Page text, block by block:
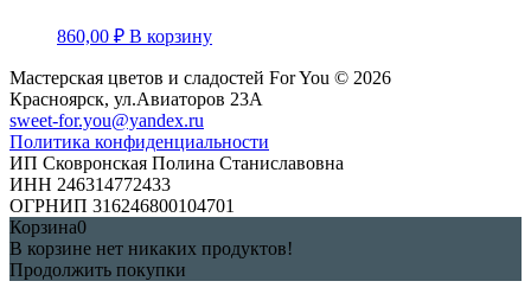
860,00 ₽ В корзину
Мастерская цветов и сладостей For You © 2026
Красноярск, ул.Авиаторов 23А
sweet-for.you@yandex.ru
Политика конфиденциальности
ИП Сковронская Полина Станиславовна
ИНН 246314772433
ОГРНИП 316246800104701
Корзина0
В корзине нет никаких продуктов!
Продолжить покупки